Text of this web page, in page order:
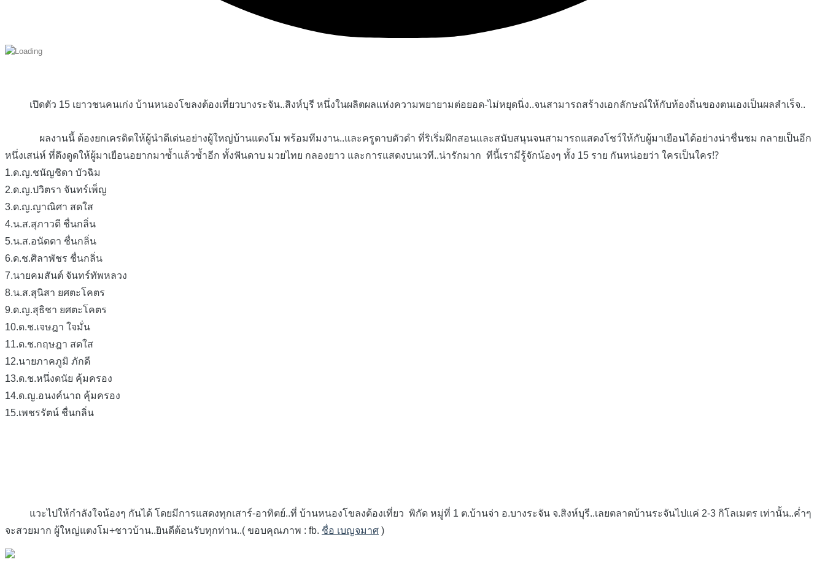
เปิดตัว 15 เยาวชนคนเก่ง บ้านหนองโขลงต้องเที่ยวบางระจัน..สิงห์บุรี หนึ่งในผลิตผลแห่งความพยายามต่อยอด-ไม่หยุดนิ่ง..จนสามารถสร้างเอกลักษณ์ให้กับท้องถิ่นของตนเองเป็นผลสำเร็จ..
ผลงานนี้ ต้องยกเครดิตให้ผู้นำดีเด่นอย่างผู้ใหญ่บ้านแตงโม พร้อมทีมงาน..และครูดาบตัวดำ ที่ริเริ่มฝึกสอนและสนับสนุนจนสามารถแสดงโชว์ให้กับผู้มาเยือนได้อย่างน่าชื่นชม กลายเป็นอีก
หนึ่งเสน่ห์ ที่ดึงดูดให้ผู้มาเยือนอยากมาซ้ำแล้วซ้ำอีก ทั้งฟันดาบ มวยไทย กลองยาว และการแสดงบนเวที..น่ารักมาก ทีนี้เรามีรู้จักน้องๆ ทั้ง 15 ราย กันหน่อยว่า ใครเป็นใคร⁉️
1.ด.ญ.ชนัญชิดา บัวฉิม
2.ด.ญ.ปวิตรา จันทร์เพ็ญ
3.ด.ญ.ญาณิศา สดใส
4.น.ส.สุภาวดี ชื่นกลิ่น
5.น.ส.อนัดดา ชื่นกลิ่น
6.ด.ช.ศิลาพัชร ชื่นกลิ่น
7.นายคมสันต์ จันทร์ทัพหลวง
8.น.ส.สุนิสา ยศตะโคตร
9.ด.ญ.สุธิชา ยศตะโคตร
10.ด.ช.เจษฎา ใจมั่น
11.ด.ช.กฤษฎา สดใส
12.นายภาคภูมิ ภักดี
13.ด.ช.หนึ่งดนัย คุ้มครอง
14.ด.ญ.อนงค์นาถ คุ้มครอง
15.เพชรรัตน์ ชื่นกลิ่น
แวะไปให้กำลังใจน้องๆ กันได้ โดยมีการแสดงทุกเสาร์-อาทิตย์..ที่ บ้านหนองโขลงต้องเที่ยว พิกัด หมู่ที่ 1 ต.บ้านจ่า อ.บางระจัน จ.สิงห์บุรี..เลยตลาดบ้านระจันไปแค่ 2-3 กิโลเมตร เท่านั้น..ค่ำๆ
จะสวยมาก ผู้ใหญ่แตงโม+ชาวบ้าน..ยินดีต้อนรับทุกท่าน..( ขอบคุณภาพ : fb. ชื่อ เบญจมาศ )